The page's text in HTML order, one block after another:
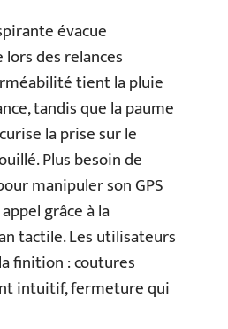
évacue
des relances
tient la pluie
tandis que la paume
la prise sur le
Plus besoin de
manipuler son GPS
grâce à la
tactile. Les utilisateurs
finition : coutures
intuitif, fermeture qui